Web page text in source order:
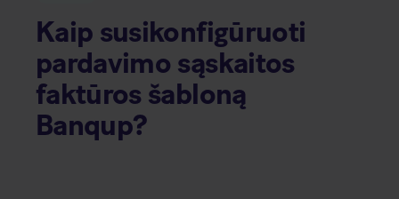
Kaip susikonfigūruoti
pardavimo sąskaitos
faktūros šabloną
Banqup?